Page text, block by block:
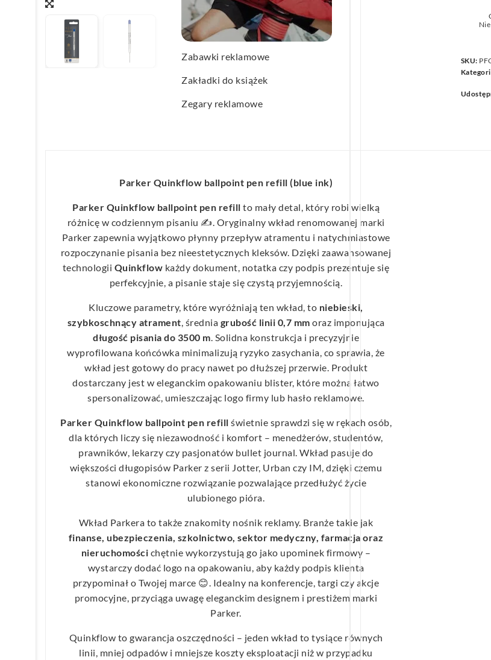
Wachlarze reklamowe
Wagi kuchenne
Zabawki reklamowe
Zakładki do książek
Zegary reklamowe
SKU:
Parker Quinkflow ballpoint pen refill (blue ink)
Parker Quinkflow ballpoint pen refill to mały detal, który robi wielką
różnicę w codziennym pisaniu ✍️. Oryginalny wkład renomowanej marki
Parker zapewnia wyjątkowo płynny przepływ atramentu i natychmiastowe
rozpoczynanie pisania bez nieestetycznych kleksów. Dzięki zaawansowanej
technologii Quinkflow każdy dokument, notatka czy podpis prezentuje się
perfekcyjnie, a pisanie staje się czystą przyjemnością.
Kluczowe parametry, które wyróżniają ten wkład, to niebieski,
szybkoschnący atrament, średnia grubość linii 0,7 mm oraz imponująca
długość pisania do 3500 m. Solidna konstrukcja i precyzyjnie
wyprofilowana końcówka minimalizują ryzyko zasychania, co sprawia, że
wkład jest gotowy do pracy nawet po dłuższej przerwie. Produkt
dostarczany jest w eleganckim opakowaniu blister, które można łatwo
spersonalizować, umieszczając logo firmy lub hasło reklamowe.
Parker Quinkflow ballpoint pen refill świetnie sprawdzi się w rękach osób,
dla których liczy się niezawodność i komfort – menedżerów, studentów,
prawników, lekarzy czy pasjonatów bullet journal. Wkład pasuje do
większości długopisów Parker z serii Jotter, Urban czy IM, dzięki czemu
stanowi ekonomiczne rozwiązanie pozwalające przedłużyć życie
ulubionego pióra.
Wkład Parkera to także znakomity nośnik reklamy. Branże takie jak
finanse, ubezpieczenia, szkolnictwo, sektor medyczny, farmacja oraz
nieruchomości chętnie wykorzystują go jako upominek firmowy –
wystarczy dodać logo na opakowaniu, aby każdy podpis klienta
przypominał o Twojej marce 😊. Idealny na konferencje, targi czy akcje
promocyjne, przyciąga uwagę eleganckim designem i prestiżem marki
Parker.
Quinkflow to gwarancja oszczędności – jeden wkład to tysiące równych
linii, mniej odpadów i mniejsze koszty eksploatacji niż w przypadku